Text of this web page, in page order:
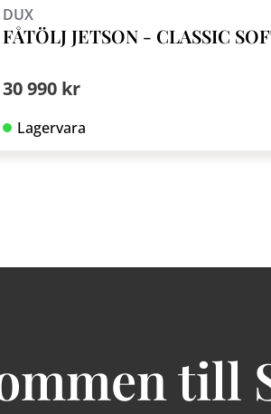
DUX
FÅTÖLJ JETSON - CLASSIC
30 990 kr
Lagervara
till